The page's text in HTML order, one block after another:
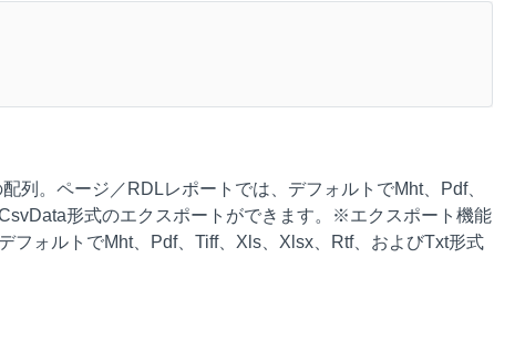
列。ページ／RDLレポートでは、デフォルトでMht、Pdf、
形式のエクスポートができます。※エクスポート機能
フォルトでMht、Pdf、Tiff、Xls、Xlsx、Rtf、およびTxt形式